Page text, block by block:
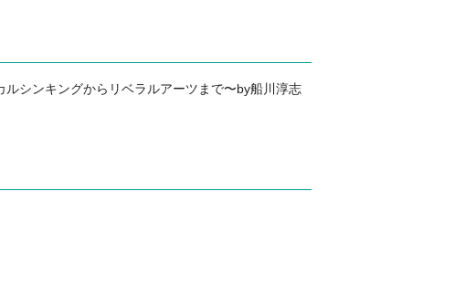
ルシンキングからリベラルアーツまで〜by船川淳志